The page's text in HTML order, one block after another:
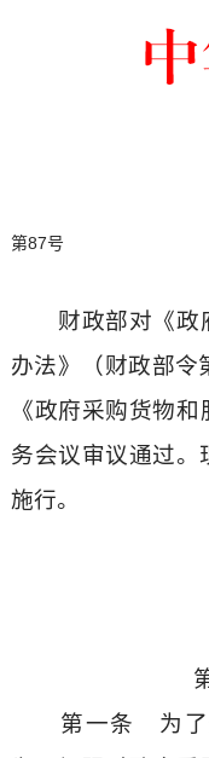
第87号
财政部对《政府
办法》（财政部令
《政府采购货物
务会议审议通过
施行。
第一条 为了规